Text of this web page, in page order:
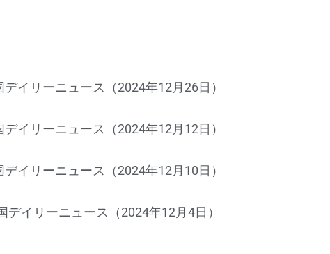
デイリーニュース（2024年12月26日）
デイリーニュース（2024年12月12日）
デイリーニュース（2024年12月10日）
デイリーニュース（2024年12月4日）